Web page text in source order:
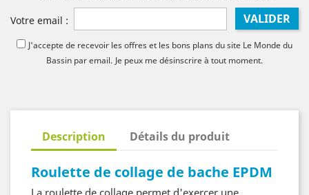
Votre email : VALIDER
J'accepte de recevoir les offres et les bons plans du site Le Monde du
Bassin par email. Je peux me désinscrire à tout moment.
Description Détails du produit
Roulette de collage de bache EPDM
La roulette de collage permet d'exercer une